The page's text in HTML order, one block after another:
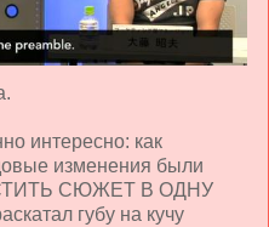
интересно: как
изменения были
СЮЖЕТ В ОДНУ
губу на кучу